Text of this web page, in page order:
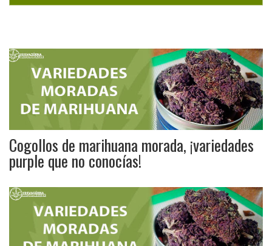
Cogollos de marihuana morada, ¡variedades
purple que no conocías!